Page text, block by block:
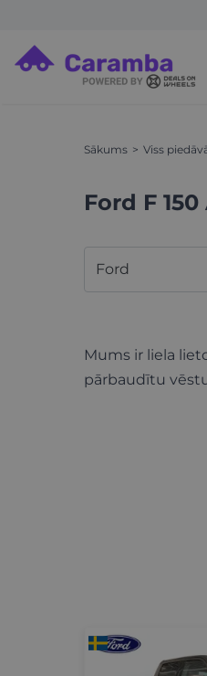
Sākums Viss
Ford F
Ford
Mums ir liela
pārbaudītu